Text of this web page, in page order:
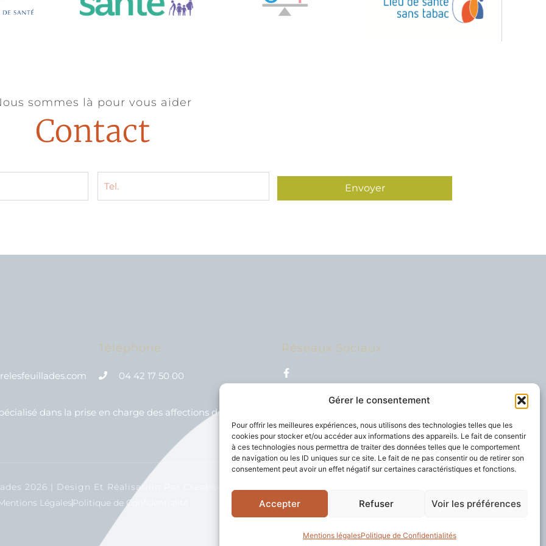
Gérer le consentement
Pour offrir les meilleures expériences, nous utilisons des technologies telles que les
cookies pour stocker et/ou accéder aux informations des appareils. Le fait de consentir
à ces technologies nous permettra de traiter des données telles que le comportement
de navigation ou les ID uniques sur ce site. Le fait de ne pas consentir ou de retirer son
consentement peut avoir un effet négatif sur certaines caractéristiques et fonctions.
Accepter Refuser Voir les préférences
Mentions légalesPolitique de Confidentialités
sommes là pour vous aider
Contact
Envoyer
Téléphone
04 42 17 50 00
Réseaux Sociaux
dans la prise en charge des affections de l’appareil locomoteur et du système nerveux.
2026 | Design Et Réalisation Par Creative Slashers
LégalesPolitique de Confidentialité